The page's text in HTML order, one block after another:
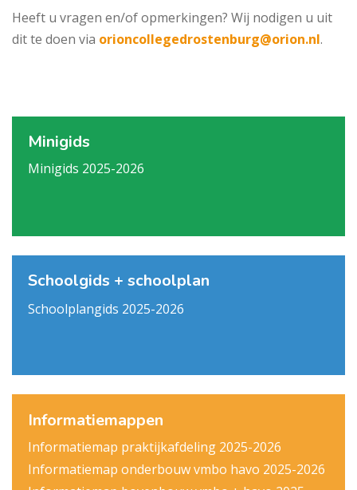
Heeft u vragen en/of opmerkingen? Wij nodigen u uit
dit te doen via orioncollegedrostenburg@orion.nl.
Minigids
Minigids 2025-2026
Schoolgids + schoolplan
Schoolplangids 2025-2026
Informatiemappen
Informatiemap praktijkafdeling 2025-2026
Informatiemap onderbouw vmbo havo 2025-2026